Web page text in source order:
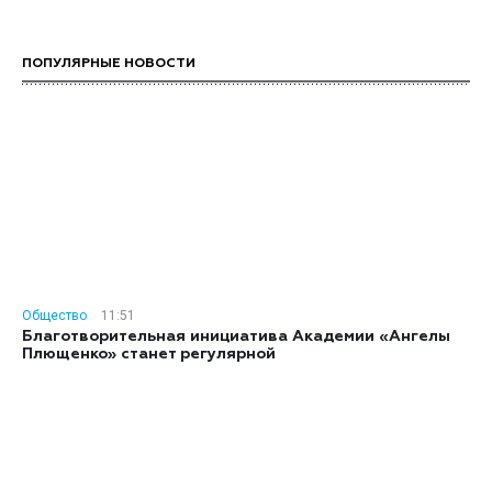
ПОПУЛЯРНЫЕ НОВОСТИ
Общество
11:51
Благотворительная инициатива Академии «Ангелы
Плющенко» станет регулярной